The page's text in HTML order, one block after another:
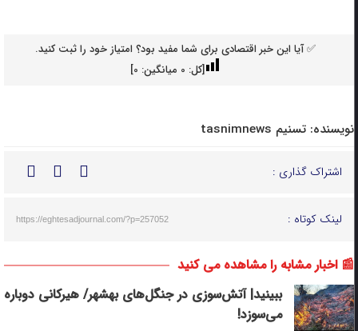
✅ آیا این خبر اقتصادی برای شما مفید بود؟ امتیاز خود را ثبت کنید.
[کل: 0میانگین: 0
]
نویسنده: تسنیم tasnimnews
اشتراک گذاری :
لینک کوتاه : https://eghtesadjournal.com/?p=257052
📰 اخبار مشابه را مشاهده می کنید
ببینید| آتش‌سوزی در جنگل‌های بهشهر/ هیرکانی دوباره
می‌سوزد!